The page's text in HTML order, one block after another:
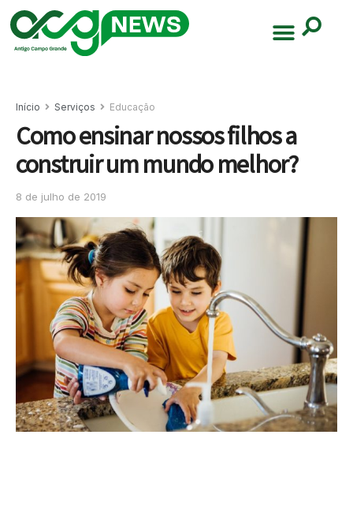
Início Serviços Educação
Como ensinar nossos filhos a
construir um mundo melhor?
8 de julho de 2019